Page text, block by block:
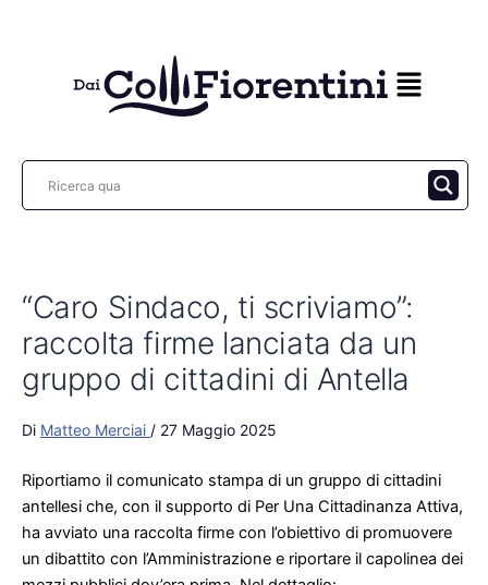
“Caro Sindaco, ti scriviamo”:
raccolta firme lanciata da un
gruppo di cittadini di Antella
Di Matteo Merciai / 27 Maggio 2025
Riportiamo il comunicato stampa di un gruppo di cittadini
antellesi che, con il supporto di Per Una Cittadinanza Attiva,
ha avviato una raccolta firme con l’obiettivo di promuovere
un dibattito con l’Amministrazione e riportare il capolinea dei